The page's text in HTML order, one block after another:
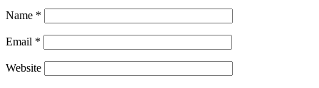
Name *
Email *
Website